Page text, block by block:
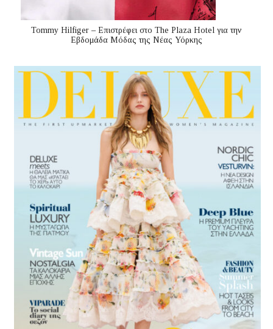
Tommy Hilfiger – Επιστρέφει στο The Plaza Hotel για την
Εβδομάδα Μόδας της Νέας Υόρκης